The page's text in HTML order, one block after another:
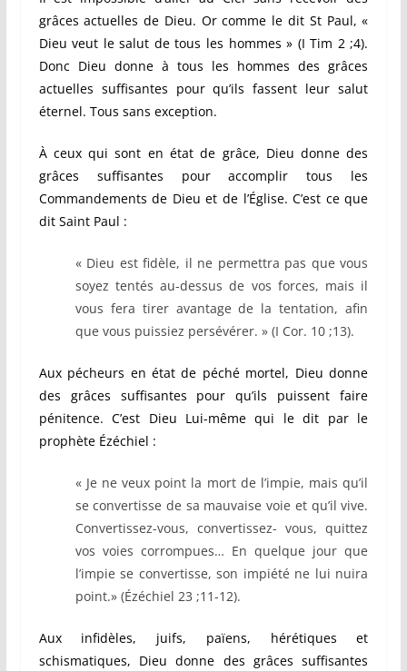
grâces actuelles de Dieu. Or comme le dit St Paul, «
Dieu veut le salut de tous les hommes » (I Tim 2 ;4).
Donc Dieu donne à tous les hommes des grâces
actuelles suffisantes pour qu’ils fassent leur salut
éternel. Tous sans exception.
À ceux qui sont en état de grâce, Dieu donne des
grâces suffisantes pour accomplir tous les
Commandements de Dieu et de l’Église. C’est ce que
dit Saint Paul :
« Dieu est fidèle, il ne permettra pas que vous
soyez tentés au-dessus de vos forces, mais il
vous fera tirer avantage de la tentation, afin
que vous puissiez persévérer. » (I Cor. 10 ;13).
Aux pécheurs en état de péché mortel, Dieu donne
des grâces suffisantes pour qu’ils puissent faire
pénitence. C’est Dieu Lui-même qui le dit par le
prophète Ézéchiel :
« Je ne veux point la mort de l’impie, mais qu’il
se convertisse de sa mauvaise voie et qu’il vive.
Convertissez-vous, convertissez- vous, quittez
vos voies corrompues… En quelque jour que
l’impie se convertisse, son impiété ne lui nuira
point.» (Ézéchiel 23 ;11-12).
Aux infidèles, juifs, païens, hérétiques et
schismatiques, Dieu donne des grâces suffisantes